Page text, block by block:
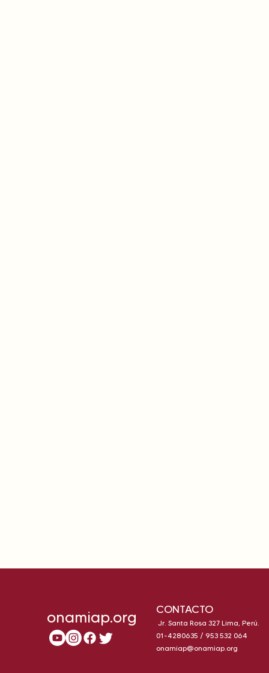
onamiap.org CONTACTO
Jr. Santa Rosa 327 Lima, Perú.
01-4280635 / 953 532 064
onamiap@onamiap.org